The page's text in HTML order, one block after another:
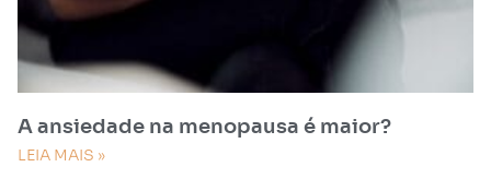
A ansiedade na menopausa é maior?
LEIA MAIS »